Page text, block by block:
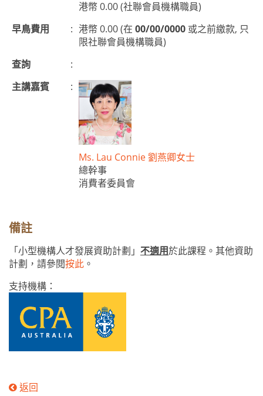
港幣 0.00 (社聯會員機構職員)
早鳥費用
: 港幣 0.00 (在 00/00/0000 或之前繳款, 只
限社聯會員機構職員)
查詢
:
主講嘉賓
:
Ms. Lau Connie 劉燕卿女士
總幹事
消費者委員會
備註
「小型機構人才發展資助計劃」 不適用於此課程。其他資助
計劃，請參閱按此 。
支持機構：
返回